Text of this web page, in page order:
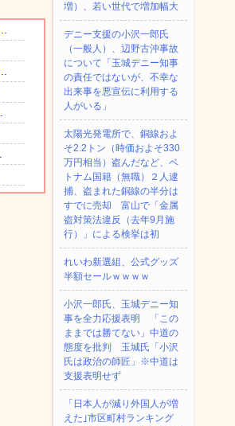
増）、若い世代で増加幅大
デニー支援の小沢一郎氏
（一般人）、辺野古沖事故
について「玉城デニー知事
の責任ではないが、不幸な
出来事を悪宣伝に利用する
人がいる」
太陽光発電所で、銅線およ
そ2.2トン（時価およそ330
万円相当）盗んだなど、ベ
トナム国籍（無職）２人逮
捕、盗まれた銅線の半分は
すでに売却 富山で「金属
盗対策法違反（去年9月施
行）」による検挙は初
れいわ新選組、公式グッズ
半額セールｗｗｗｗ
小沢一郎氏、玉城デニー知
事を全力応援表明 「この
ままでは勝てない」中道の
態度を批判 玉城氏「小沢
氏は政治の師匠」※中道は
支援表明せず
「日本人が減り外国人が増
えた｣市区町村ランキング